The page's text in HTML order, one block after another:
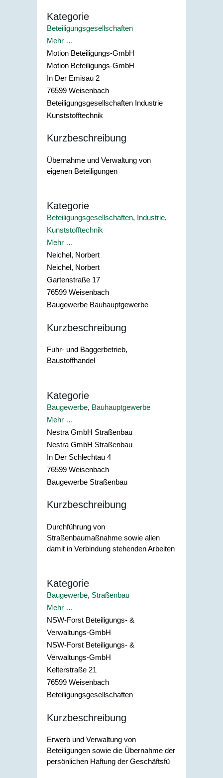
Kategorie
Beteiligungsgesellschaften
Mehr …
Motion Beteiligungs-GmbH
Motion Beteiligungs-GmbH
In Der Emisau 2
76599 Weisenbach
Beteiligungsgesellschaften Industrie
Kunststofftechnik
Kurzbeschreibung
Übernahme und Verwaltung von
eigenen Beteiligungen
Kategorie
Beteiligungsgesellschaften, Industrie,
Kunststofftechnik
Mehr …
Neichel, Norbert
Neichel, Norbert
Gartenstraße 17
76599 Weisenbach
Baugewerbe Bauhauptgewerbe
Kurzbeschreibung
Fuhr- und Baggerbetrieb,
Baustoffhandel
Kategorie
Baugewerbe, Bauhauptgewerbe
Mehr …
Nestra GmbH Straßenbau
Nestra GmbH Straßenbau
In Der Schlechtau 4
76599 Weisenbach
Baugewerbe Straßenbau
Kurzbeschreibung
Durchführung von
Straßenbaumaßnahme sowie allen
damit in Verbindung stehenden Arbeiten
Kategorie
Baugewerbe, Straßenbau
Mehr …
NSW-Forst Beteiligungs- &
Verwaltungs-GmbH
NSW-Forst Beteiligungs- &
Verwaltungs-GmbH
Kelterstraße 21
76599 Weisenbach
Beteiligungsgesellschaften
Kurzbeschreibung
Erwerb und Verwaltung von
Beteiligungen sowie die Übernahme der
persönlichen Haftung der Geschäftsfü